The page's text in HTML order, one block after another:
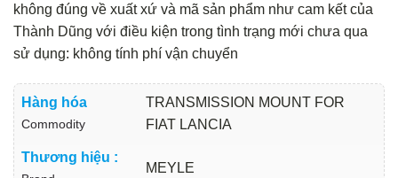
không đúng về xuất xứ và mã sản phẩm như cam kết của
Thành Dũng với điều kiện trong tình trạng mới chưa qua
sử dụng: không tính phí vận chuyển
Hàng hóa
Commodity
TRANSMISSION MOUNT FOR
FIAT LANCIA
Thương hiệu :
MEYLE